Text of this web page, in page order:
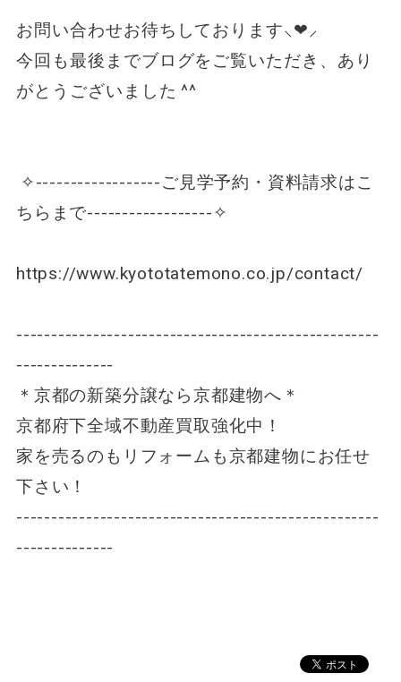
お問い合わせお待ちしております⸜❤︎⸝
今回も最後までブログをご覧いただき、あり
がとうございました ^^
✧------------------ご見学予約・資料請求はこ
ちらまで------------------✧
https://www.kyototatemono.co.jp/contact/
----------------------------------------------------
--------------
＊京都の新築分譲なら京都建物へ＊
京都府下全域不動産買取強化中！
家を売るのもリフォームも京都建物にお任せ
下さい！
----------------------------------------------------
--------------